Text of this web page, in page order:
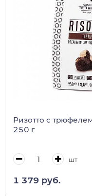
Ризотто с
250 г
шт
1 379 руб.